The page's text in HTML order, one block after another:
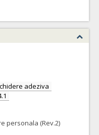
adeziva
personala (Rev.2)